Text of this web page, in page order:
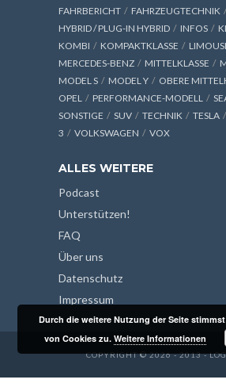
FAHRBERICHT
FAHRZEUGTECHNIK
HYBRID / PLUG-IN HYBRID
INFOS
KOMBI
KOMPAKTKLASSE
MERCEDES-BENZ
MITTELKLASSE
MODEL S
MODEL Y
OBERE
OPEL
PERFORMANCE-MODELL
SONSTIGE
SUV TECHNIK TESLA
3
VOLKSWAGEN VOX
ALLES WEITERE
Podcast
Unterstützen!
FAQ
Über uns
Datenschutz
Impressum
COPYRIGHT © 2026 - 2013 -
Durch die weitere Nutzung der Seite
von Cookies zu.Weitere Informationen